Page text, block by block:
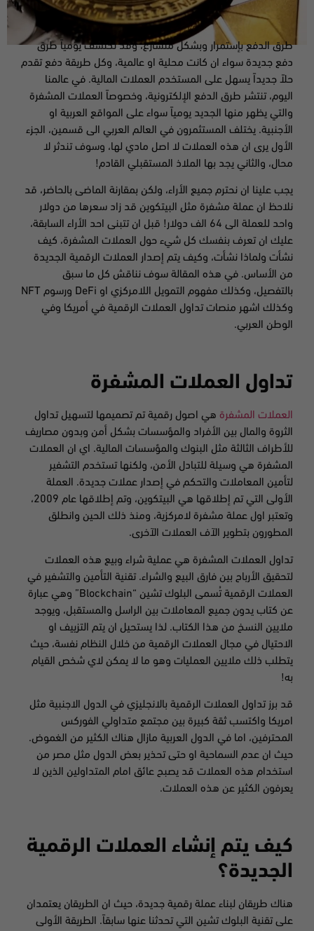
طرق الدفع بإستمرار وبشكل متسارع، وقد نكتشف يومياً طرق
دفع جديدة سواء ان كانت محلية او عالمية، وكل طريقة دفع تقدم
حلاً جديداً يسهل على المستخدم العملات المالية. في عالمنا
اليوم، تنتشر طرق الدفع الإلكترونية، وخصوصاً العملات المشفرة
والتي يظهر منها الجديد يومياً سواء على المواقع العربية او
الأجنبية. يختلف المستثمرون في العالم العربي الى قسمين، الجزء
الأول يرى ان هذه العملات لا اصل مادي لها، وسوف تندثر لا
محال، والثاني يجد بها الملاذ المستقبلي القادم!
يجب علينا ان نحترم جميع الأراء، ولكن بمقارنة الماضى بالحاضر، قد
نلاحظ ان عملة مشفرة مثل البيتكوين قد زاد سعرها من دولار
واحد للعملة الى 64 الف دولار! قبل ان تتبنى احد الأراء السابقة،
عليك ان تعرف بنفسك كل شيء حول العملات المشفرة، كيف
نشأت ولماذا نشأت، وكيف يتم إصدار العملات الرقمية الجديدة
من الأساس. في هذه المقالة سوف نناقش كل ما سبق
بالتفصيل، وكذلك مفهوم التمويل اللامركزي او DeFi ورسوم NFT
وكذلك اشهر منصات تداول العملات الرقمية في أمريكا وفي
الوطن العربي.
تداول العملات المشفرة
العملات المشفرة هي اصول رقمية تم تصميمها لتسهيل تداول
الثروة والمال بين الأفراد والمؤسسات بشكل أمن وبدون مصاريف
للأطراف الثالثة مثل البنوك والمؤسسات المالية. اي ان العملات
المشفرة هي وسيلة للتبادل الأمن، ولكنها تستخدم التشفير
لتأمين المعاملات والتحكم في إصدار عملات جديدة. العملة
الأولى التي تم إطلاقها هي البيتكوين، وتم إطلاقها عام 2009،
وتعتبر اول عملة مشفرة لامركزية، ومنذ ذلك الحين وانطلق
المطورون بتطوير الآف العملات الآخرى.
تداول العملات المشفرة هي عملية شراء وبيع هذه العملات
لتحقيق الأرباح بين فارق البيع والشراء. تقنية التأمين والتشفير في
العملات الرقمية تُسمى البلوك تشين “Blockchain” وهي عبارة
عن كتاب يدون جميع المعاملات بين الراسل والمستقبل، ويوجد
ملايين النسخ من هذا الكتاب. لذا يستحيل ان يتم التزييف او
الاحتيال في مجال العملات الرقمية من خلال النظام نفسة، حيث
يتطلب ذلك ملايين العمليات وهو ما لا يمكن لاي شخص القيام
به!
قد برز تداول العملات الرقمية بالانجليزي في الدول الاجنبية مثل
امريكا واكتسب ثقة كبيرة بين مجتمع متداولي الفوركس
المحترفين، اما في الدول العربية مازال هناك الكثير من الغموض.
حيث ان عدم السماحية او حتى تحذير بعض الدول مثل مصر من
استخدام هذه العملات قد يصبح عائق امام المتداولين الذين لا
يعرفون الكثير عن هذه العملات.
كيف يتم إنشاء العملات الرقمية
الجديدة؟
هناك طريقان لبناء عملة رقمية جديدة، حيث ان الطريقان يعتمدان
على تقنية البلوك تشين التي تحدثنا عنها سابقاً. الطريقة الأولى